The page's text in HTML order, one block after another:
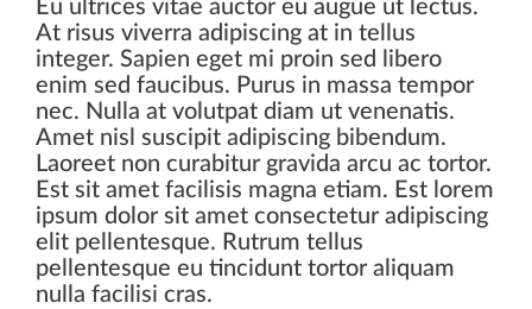
Eu ultrices vitae auctor eu augue ut lectus.
At risus viverra adipiscing at in tellus
integer. Sapien eget mi proin sed libero
enim sed faucibus. Purus in massa tempor
nec. Nulla at volutpat diam ut venenatis.
Amet nisl suscipit adipiscing bibendum.
Laoreet non curabitur gravida arcu ac tortor.
Est sit amet facilisis magna etiam. Est lorem
ipsum dolor sit amet consectetur adipiscing
elit pellentesque. Rutrum tellus
pellentesque eu tincidunt tortor aliquam
nulla facilisi cras.